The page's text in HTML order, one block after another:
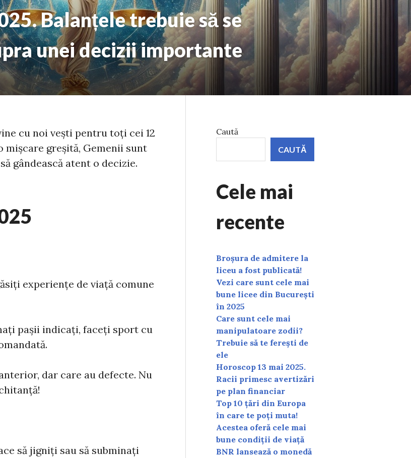
Balanțele trebuie să se
unei decizii importante
cu noi vești pentru toți cei 12
greșită, Gemenii sunt
gândească atent o decizie.
experiențe de viață comune
pașii indicați, faceți sport cu
dar care au defecte. Nu
să jigniți sau să subminați
Caută
CAUTĂ
Cele mai
recente
Broșura de admitere la
liceu a fost publicată!
Vezi care sunt cele mai
bune licee din București
în 2025
Care sunt cele mai
manipulatoare zodii?
Trebuie să te ferești de
ele
Horoscop 13 mai 2025.
Racii primesc avertizări
pe plan financiar
Top 10 țări din Europa
în care te poți muta!
Acestea oferă cele mai
bune condiții de viață
BNR lansează o monedă